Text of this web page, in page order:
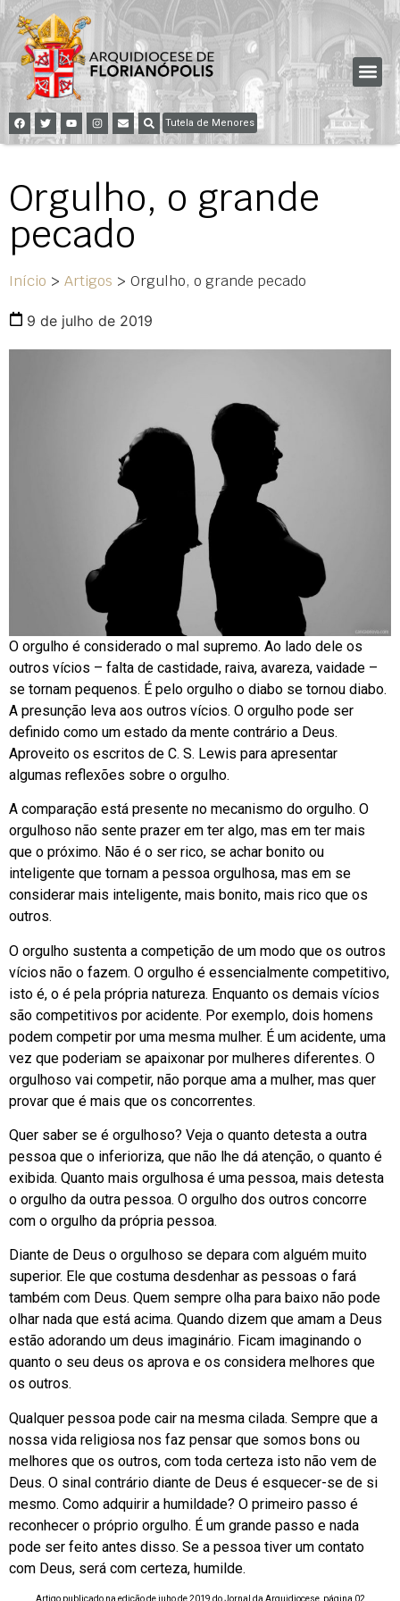
Tutela de Menores
Orgulho, o grande
pecado
Início > Artigos > Orgulho, o grande pecado
9 de julho de 2019
O orgulho é considerado o mal supremo. Ao lado dele os
outros vícios – falta de castidade, raiva, avareza, vaidade –
se tornam pequenos. É pelo orgulho o diabo se tornou diabo.
A presunção leva aos outros vícios. O orgulho pode ser
definido como um estado da mente contrário a Deus.
Aproveito os escritos de C. S. Lewis para apresentar
algumas reflexões sobre o orgulho.
A comparação está presente no mecanismo do orgulho. O
orgulhoso não sente prazer em ter algo, mas em ter mais
que o próximo. Não é o ser rico, se achar bonito ou
inteligente que tornam a pessoa orgulhosa, mas em se
considerar mais inteligente, mais bonito, mais rico que os
outros.
O orgulho sustenta a competição de um modo que os outros
vícios não o fazem. O orgulho é essencialmente competitivo,
isto é, o é pela própria natureza. Enquanto os demais vícios
são competitivos por acidente. Por exemplo, dois homens
podem competir por uma mesma mulher. É um acidente, uma
vez que poderiam se apaixonar por mulheres diferentes. O
orgulhoso vai competir, não porque ama a mulher, mas quer
provar que é mais que os concorrentes.
Quer saber se é orgulhoso? Veja o quanto detesta a outra
pessoa que o inferioriza, que não lhe dá atenção, o quanto é
exibida. Quanto mais orgulhosa é uma pessoa, mais detesta
o orgulho da outra pessoa. O orgulho dos outros concorre
com o orgulho da própria pessoa.
Diante de Deus o orgulhoso se depara com alguém muito
superior. Ele que costuma desdenhar as pessoas o fará
também com Deus. Quem sempre olha para baixo não pode
olhar nada que está acima. Quando dizem que amam a Deus
estão adorando um deus imaginário. Ficam imaginando o
quanto o seu deus os aprova e os considera melhores que
os outros.
Qualquer pessoa pode cair na mesma cilada. Sempre que a
nossa vida religiosa nos faz pensar que somos bons ou
melhores que os outros, com toda certeza isto não vem de
Deus. O sinal contrário diante de Deus é esquecer-se de si
mesmo. Como adquirir a humildade? O primeiro passo é
reconhecer o próprio orgulho. É um grande passo e nada
pode ser feito antes disso. Se a pessoa tiver um contato
com Deus, será com certeza, humilde.
Artigo publicado na edição de juho de 2019 do Jornal da Arquidiocese, página 02